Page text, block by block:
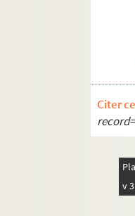
Ms
Ms
Ms
Ms
Citer
v